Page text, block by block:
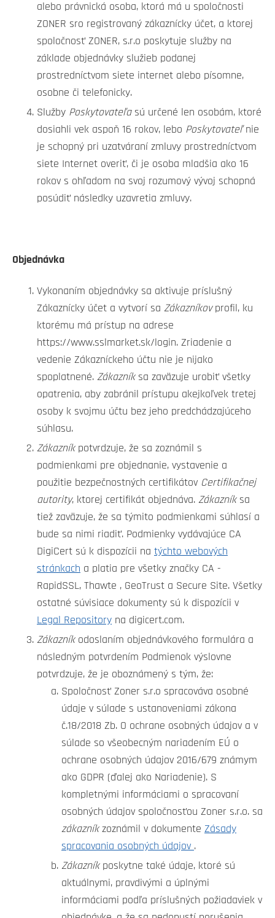
alebo právnická osoba, ktorá má u spoločnosti
ZONER sro registrovaný zákaznícky účet, a ktorej
spoločnosť ZONER, s.r.o poskytuje služby na
základe objednávky služieb podanej
prostredníctvom siete internet alebo písomne,
osobne či telefonicky.
Služby Poskytovateľasú určené len osobám, ktoré
dosiahli vek aspoň 16 rokov, lebo Poskytovateľnie
je schopný pri uzatváraní zmluvy prostredníctvom
siete Internet overiť, či je osoba mladšia ako 16
rokov s ohľadom na svoj rozumový vývoj schopná
posúdiť následky uzavretia zmluvy.
Objednávka
Vykonaním objednávky sa aktivuje príslušný
Zákaznícky účet a vytvorí sa Zákazníkovprofil, ku
ktorému má prístup na adrese
https://www.sslmarket.sk/login. Zriadenie a
vedenie Zákazníckeho účtu nie je nijako
spoplatnené. Zákazníksa zaväzuje urobiť všetky
opatrenia, aby zabránil prístupu akejkoľvek tretej
osoby k svojmu účtu bez jeho predchádzajúceho
súhlasu.
Zákazníkpotvrdzuje, že sa zoznámil s
podmienkami pre objednanie, vystavenie a
použitie bezpečnostných certifikátov Certifikačnej
autority, ktorej certifikát objednáva. Zákazníksa
tiež zaväzuje, že sa týmito podmienkami súhlasí a
bude sa nimi riadiť. Podmienky vydávajúce CA
DigiCert sú k dispozícii na týchto webových
stránkach a platia pre všetky značky CA -
RapidSSL, Thawte , GeoTrust a Secure Site. Všetky
ostatné súvisiace dokumenty sú k dispozícii v
Legal Repository na digicert.com.
Zákazníkodoslaním objednávkového formulára a
následným potvrdením Podmienok výslovne
potvrdzuje, že je oboznámený s tým, že:
Spoločnosť Zoner s.r.o spracováva osobné
údaje v súlade s ustanoveniami zákona
č.18/2018 Zb. O ochrane osobných údajov a v
súlade so všeobecným nariadením EÚ o
ochrane osobných údajov 2016/679 známym
ako GDPR (ďalej ako Nariadenie). S
kompletnými informáciami o spracovaní
osobných údajov spoločnosťou Zoner s.r.o. sa
zákazníkzoznámil v dokumente Zásady
spracovania osobných údajov .
Zákazníkposkytne také údaje, ktoré sú
aktuálnymi, pravdivými a úplnými
informáciami podľa príslušných požiadaviek v